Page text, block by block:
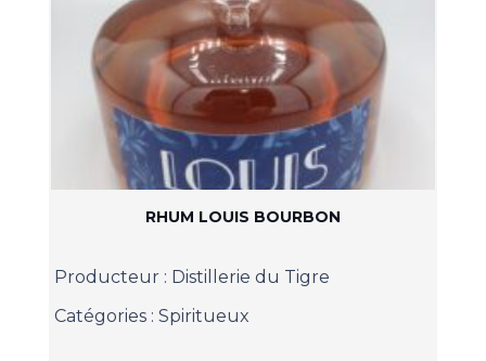
RHUM LOUIS BOURBON
Producteur : Distillerie du Tigre
Catégories : Spiritueux